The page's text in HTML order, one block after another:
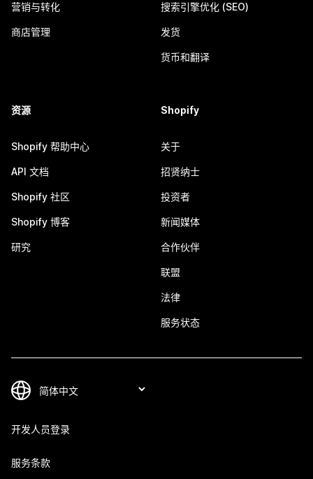
营销与转化
商店管理
搜索引擎优化 (SEO)
发货
货币和翻译
资源
Shopify 帮助中心
API 文档
Shopify 社区
Shopify 博客
研究
Shopify
关于
招贤纳士
投资者
新闻媒体
合作伙伴
联盟
法律
服务状态
开发人员登录
服务条款